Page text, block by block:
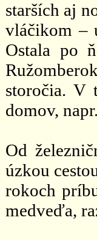
starších aj
vláčikom –
Ostala po
storočia. V
domov,
Od
úzkou
rokoch
medveďa,